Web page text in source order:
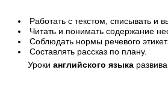
Работать с текстом, списывать и
Читать и понимать содержание
Соблюдать нормы речевого
Составлять рассказ по плану.
Уроки английского языка